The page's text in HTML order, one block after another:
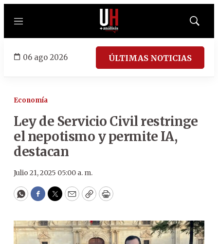
Menú
Mostrar
06 ago 2026 ÚLTIMAS NOTICIAS
Economía
Ley de Servicio Civil restringe
el nepotismo y permite IA,
destacan
Julio 21, 2025 05:00 a. m.
WhatsApp
Facebook
Twitter
EmailCopyPrint